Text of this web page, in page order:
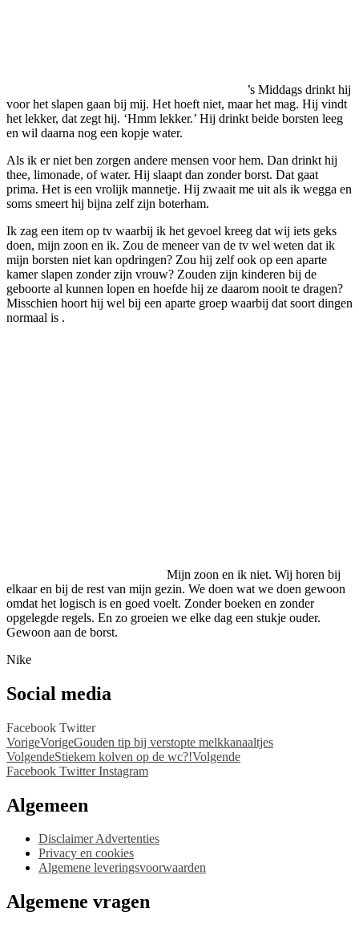
’s Middags drinkt hij
voor het slapen gaan bij mij. Het hoeft niet, maar het mag. Hij vindt
het lekker, dat zegt hij. ‘Hmm lekker.’ Hij drinkt beide borsten leeg
en wil daarna nog een kopje water.
Als ik er niet ben zorgen andere mensen voor hem. Dan drinkt hij
thee, limonade, of water. Hij slaapt dan zonder borst. Dat gaat
prima. Het is een vrolijk mannetje. Hij zwaait me uit als ik wegga en
soms smeert hij bijna zelf zijn boterham.
Ik zag een item op tv waarbij ik het gevoel kreeg dat wij iets geks
doen, mijn zoon en ik. Zou de meneer van de tv wel weten dat ik
mijn borsten niet kan opdringen? Zou hij zelf ook op een aparte
kamer slapen zonder zijn vrouw? Zouden zijn kinderen bij de
geboorte al kunnen lopen en hoefde hij ze daarom nooit te dragen?
Misschien hoort hij wel bij een aparte groep waarbij dat soort dingen
normaal is .
Mijn zoon en ik niet. Wij horen bij
elkaar en bij de rest van mijn gezin. We doen wat we doen gewoon
omdat het logisch is en goed voelt. Zonder boeken en zonder
opgelegde regels. En zo groeien we elke dag een stukje ouder.
Gewoon aan de borst.
Nike
Social media
Facebook Twitter
VorigeVorigeGouden tip bij verstopte melkkanaaltjes
VolgendeStiekem kolven op de wc?!Volgende
Facebook Twitter Instagram
Algemeen
Disclaimer Advertenties
Privacy en cookies
Algemene leveringsvoorwaarden
Algemene vragen